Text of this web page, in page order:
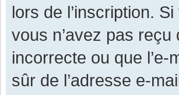
lors de l’inscription.
vous n’avez pas
incorrecte ou que
sûr de l’adresse e-